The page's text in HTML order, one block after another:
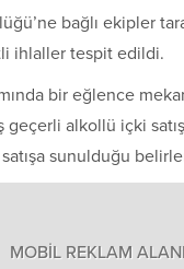
bağlı ekipler
ihlaller tespit edildi.
bir eğlence
geçerli alkollü içki
sunulduğu
MOBİL REKLAM ALANI